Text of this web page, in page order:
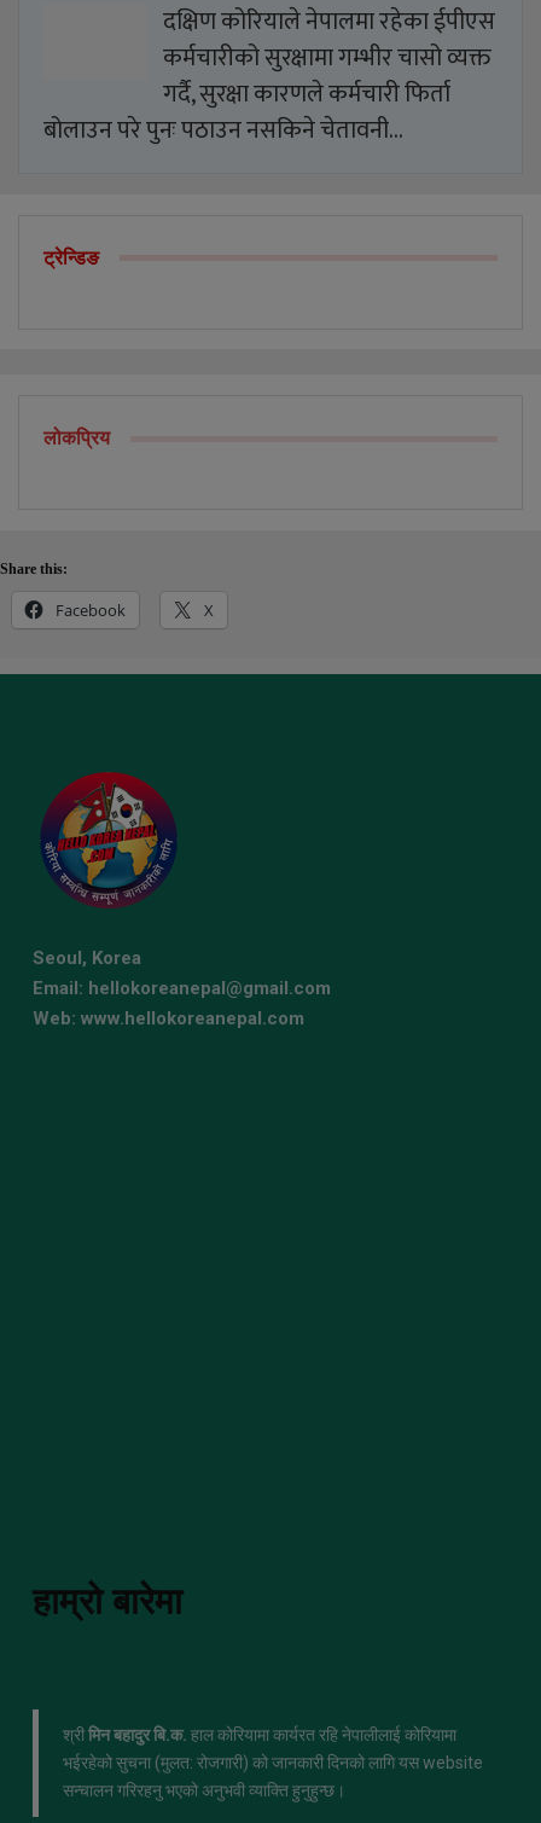
दक्षिण कोरियाले नेपालमा रहेका ईपीएस
कर्मचारीको सुरक्षामा गम्भीर चासो व्यक्त
गर्दै, सुरक्षा कारणले कर्मचारी फिर्ता
बोलाउन परे पुनः पठाउन नसकिने चेतावनी…
ट्रेन्डिङ
लोकप्रिय
Share this:
Facebook X
Seoul, Korea
Email: hellokoreanepal@gmail.com
Web: www.hellokoreanepal.com
हाम्रो बारेमा
श्रीमिन बहादुर बि.क. हाल कोरियामा कार्यरत रहि नेपालीलाई कोरियामा
भईरहेको सुचना (मुलत: रोजगारी) को जानकारी दिनको लागि यस website
सन्चालन गरिरहनु भएको अनुभवी व्याक्ति हुनुहुन्छ।